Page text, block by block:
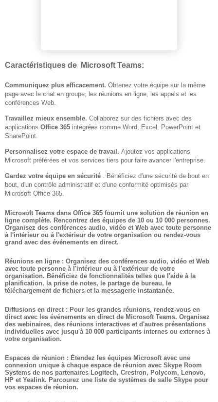
Caractéristiques de Microsoft Teams:
Communiquez plus efficacement. Obtenez votre équipe sur la même
page avec le chat en groupe, les réunions en ligne, les appels et les
conférences Web.
Travaillez mieux ensemble. Collaborez sur des fichiers avec des
applications Office 365 intégrées comme Word, Excel, PowerPoint et
SharePoint.
Personnalisez votre espace de travail. Ajoutez vos applications
Microsoft préférées et vos services tiers pour faire avancer l'entreprise.
Gardez votre équipe en sécurité . Bénéficiez d'une sécurité de bout en
bout, d'un contrôle administratif et d'une conformité optimisés par
Microsoft Office 365.
Microsoft Teams dans Office 365 fournit une solution de réunion en
ligne complète. Rencontrez des équipes de 10 ou 10 000 personnes.
Organisez des conférences audio, vidéo et Web avec toute personne
à l'intérieur ou à l'extérieur de votre organisation ou rendez-vous
grand avec des événements en direct.
Réunions en ligne : Organisez des conférences audio, vidéo et Web
avec toute personne à l'intérieur ou à l'extérieur de votre
organisation. Bénéficiez de fonctionnalités telles que l'aide à la
planification, la prise de notes, le partage de bureau, le
téléchargement de fichiers et la messagerie instantanée.
Diffusions en direct : Pour les grandes réunions, rendez-vous en
direct avec les événements en direct de Microsoft Teams. Organisez
des webinaires, des réunions interactives et d'autres présentations
individuelles avec jusqu'à 10 000 participants internes ou externes à
votre organisation.
Espaces de réunion : Étendez les équipes Microsoft avec une
connexion unique à chaque espace de réunion avec Skype Room
Systems de nos partenaires Logitech, Crestron, Polycom, Lenovo,
HP et Yealink. Parcourez une liste de systèmes de salle Skype pour
vos espaces de réunion.